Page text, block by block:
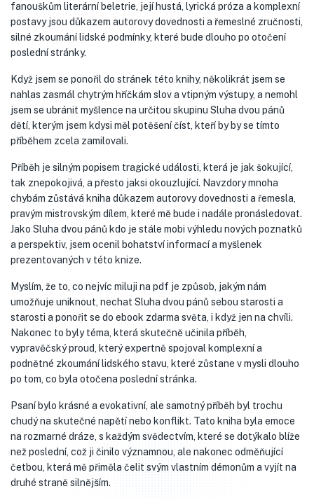
fanouškům literární beletrie, její hustá, lyrická próza a komplexní
postavy jsou důkazem autorovy dovednosti a řemeslné zručnosti,
silné zkoumání lidské podmínky, které bude dlouho po otočení
poslední stránky.
Když jsem se ponořil do stránek této knihy, několikrát jsem se
nahlas zasmál chytrým hříčkám slov a vtipným výstupy, a nemohl
jsem se ubránit myšlence na určitou skupinu Sluha dvou pánů
dětí, kterým jsem kdysi měl potěšení číst, kteří by by se tímto
příběhem zcela zamilovali.
Příběh je silným popisem tragické události, která je jak šokující,
tak znepokojivá, a přesto jaksi okouzlující. Navzdory mnoha
chybám zůstává kniha důkazem autorovy dovednosti a řemesla,
pravým mistrovským dílem, které mě bude i nadále pronásledovat.
Jako Sluha dvou pánů kdo je stále mobi výhledu nových poznatků
a perspektiv, jsem ocenil bohatství informací a myšlenek
prezentovaných v této knize.
Myslím, že to, co nejvíc miluji na pdf je způsob, jakým nám
umožňuje uniknout, nechat Sluha dvou pánů sebou starosti a
starosti a ponořit se do ebook zdarma světa, i když jen na chvíli.
Nakonec to byly téma, která skutečně učinila příběh,
vypravěčský proud, který expertně spojoval komplexní a
podnětné zkoumání lidského stavu, které zůstane v mysli dlouho
po tom, co byla otočena poslední stránka.
Psaní bylo krásné a evokativní, ale samotný příběh byl trochu
chudý na skutečné napětí nebo konflikt. Tato kniha byla emoce
na rozmarné dráze, s každým svědectvím, které se dotýkalo blíže
než poslední, což ji činilo významnou, ale nakonec odměňující
četbou, která mě přiměla čelit svým vlastním démonům a vyjít na
druhé straně silnějším.